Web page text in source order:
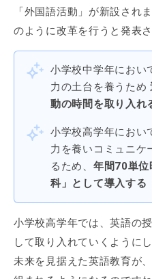
「外国語活動」が新設され
のように改革を行うと発表さ
小学校中学年におい
力の土台を養うため
動の時間を取り入れ
小学校高学年におい
力を養いコミュニケ
るため、 年間70単位
科」として導入する
小学校高学年では、英語の
して取り入れていくように
未来を見据えた英語教育が